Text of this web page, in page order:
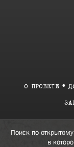
О ПРОЕКТЕ
Поиск по
в